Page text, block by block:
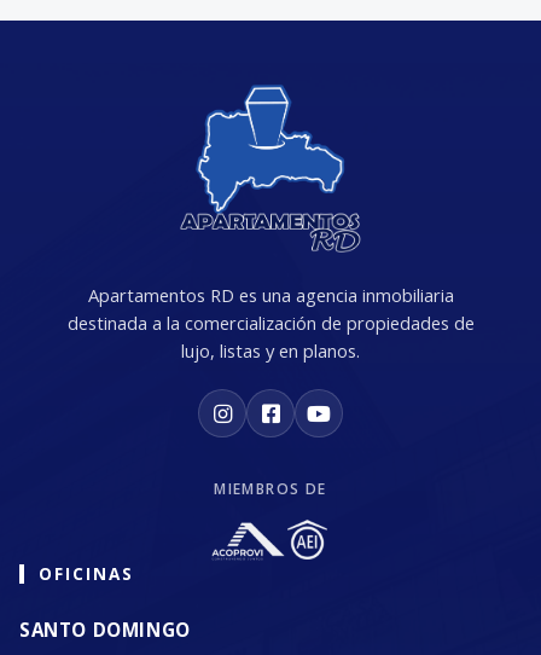
Apartamentos RD es una agencia inmobiliaria
destinada a la comercialización de propiedades de
lujo, listas y en planos.
MIEMBROS DE
OFICINAS
SANTO DOMINGO